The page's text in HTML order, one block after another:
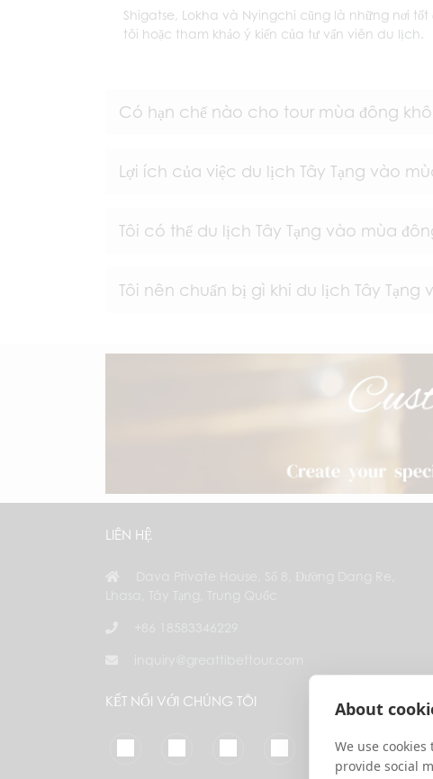
About
We use
provide social
Shigatse, Lokha và Nyingchi cũng là những nơi
tôi hoặc tham khảo ý kiến ​​của tư vấn viên du lịch.
Có hạn chế nào cho tour mùa đông
Lợi ích của việc du lịch Tây Tạng vào
Tôi có thể du lịch Tây Tạng vào mùa
Tôi nên chuẩn bị gì khi du lịch Tây Tạng
LIÊN HỆ
KẾT NỐI VỚI CHÚNG TÔI